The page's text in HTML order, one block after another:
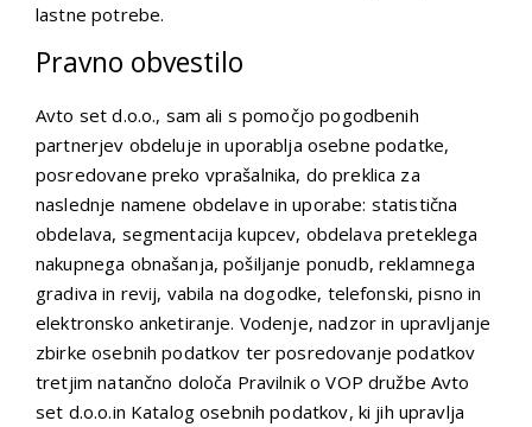
lastne potrebe.
Pravno obvestilo
Avto set d.o.o., sam ali s pomočjo pogodbenih
partnerjev obdeluje in uporablja osebne podatke,
posredovane preko vprašalnika, do preklica za
naslednje namene obdelave in uporabe: statistična
obdelava, segmentacija kupcev, obdelava preteklega
nakupnega obnašanja, pošiljanje ponudb, reklamnega
gradiva in revij, vabila na dogodke, telefonski, pisno in
elektronsko anketiranje. Vodenje, nadzor in upravljanje
zbirke osebnih podatkov ter posredovanje podatkov
tretjim natančno določa Pravilnik o VOP družbe Avto
set d.o.o.in Katalog osebnih podatkov, ki jih upravlja